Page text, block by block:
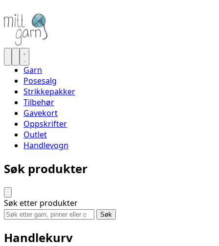
Garn
Posesalg
Strikkepakker
Tilbehør
Gavekort
Oppskrifter
Outlet
Handlevogn
Søk produkter
Søk etter produkter
Søk
Handlekurv